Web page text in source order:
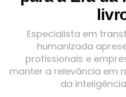
Especialista em
humanizada
profissionais e
manter a relevância em
da